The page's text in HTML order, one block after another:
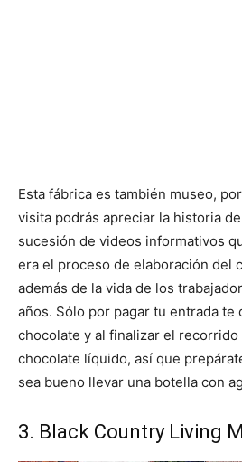
Esta fábrica es también museo,
visita podrás apreciar la historia
sucesión de videos informativos
era el proceso de elaboración del
además de la vida de los
años. Sólo por pagar tu entrada te
chocolate y al finalizar el
chocolate líquido, así que
sea bueno llevar una botella con
3. Black Country Living